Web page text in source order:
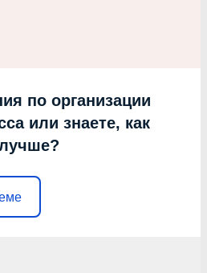
по организации
или знаете, как